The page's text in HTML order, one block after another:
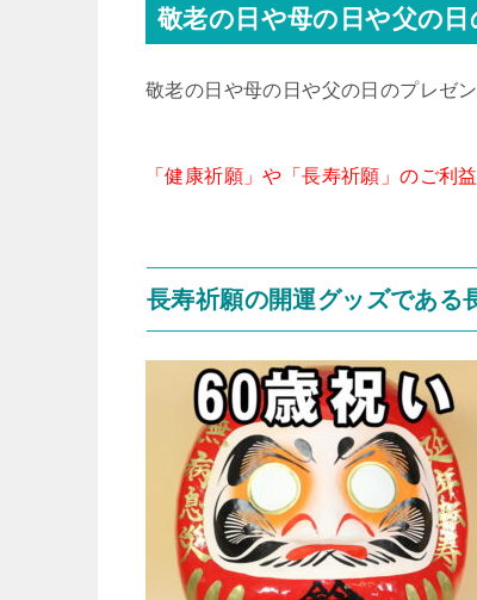
敬老の日や母の日や父の
敬老の日や母の日や父の日のプレゼ
「健康祈願」や「長寿祈願」のご利
長寿祈願の開運グッズである